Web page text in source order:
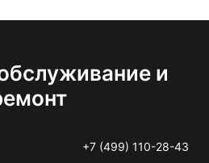
и
+7 (499) 110-28-43